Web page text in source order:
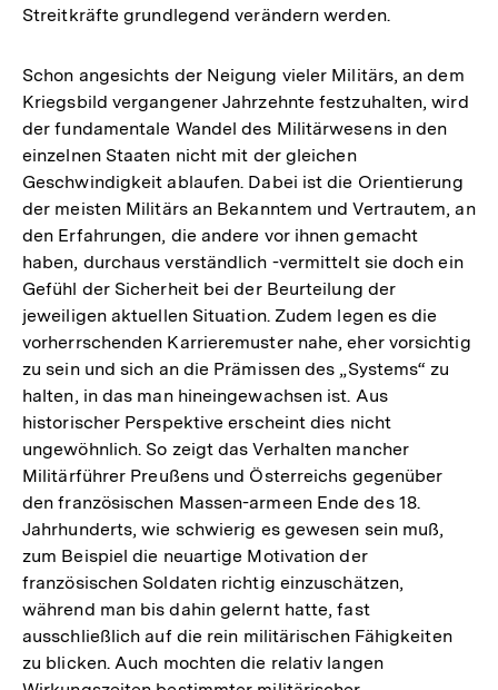
Streitkräfte grundlegend verändern werden.
Schon angesichts der Neigung vieler Militärs, an dem
Kriegsbild vergangener Jahrzehnte festzuhalten, wird
der fundamentale Wandel des Militärwesens in den
einzelnen Staaten nicht mit der gleichen
Geschwindigkeit ablaufen. Dabei ist die Orientierung
der meisten Militärs an Bekanntem und Vertrautem, an
den Erfahrungen, die andere vor ihnen gemacht
haben, durchaus verständlich -vermittelt sie doch ein
Gefühl der Sicherheit bei der Beurteilung der
jeweiligen aktuellen Situation. Zudem legen es die
vorherrschenden Karrieremuster nahe, eher vorsichtig
zu sein und sich an die Prämissen des „Systems“ zu
halten, in das man hineingewachsen ist. Aus
historischer Perspektive erscheint dies nicht
ungewöhnlich. So zeigt das Verhalten mancher
Militärführer Preußens und Österreichs gegenüber
den französischen Massen-armeen Ende des 18.
Jahrhunderts, wie schwierig es gewesen sein muß,
zum Beispiel die neuartige Motivation der
französischen Soldaten richtig einzuschätzen,
während man bis dahin gelernt hatte, fast
ausschließlich auf die rein militärischen Fähigkeiten
zu blicken. Auch mochten die relativ langen